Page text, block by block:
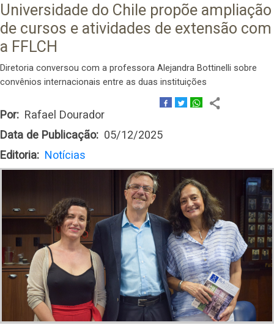
Universidade do Chile propõe ampliação
de cursos e atividades de extensão com
a FFLCH
Diretoria conversou com a professora Alejandra Bottinelli sobre
convênios internacionais entre as duas instituições
Por
Rafael Dourador
Data de Publicação
05/12/2025
Editoria
Notícias